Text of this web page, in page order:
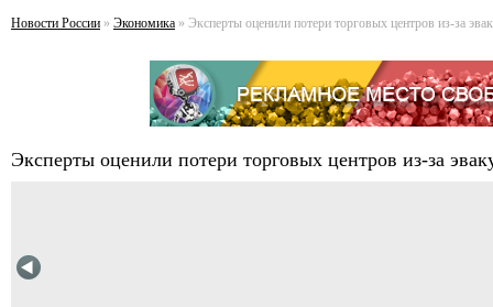
Новости России » Экономика » Эксперты оценили потери торговых центров из-за
Эксперты оценили потери торговых центров из-за